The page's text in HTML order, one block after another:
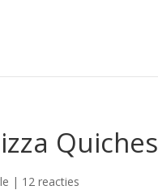
Quiches
| 12 reacties